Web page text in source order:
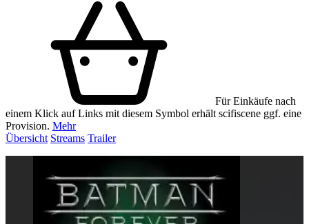
Für Einkäufe nach
einem Klick auf Links mit diesem Symbol erhält scifiscene ggf. eine
Provision. Mehr
Übersicht Streams Trailer